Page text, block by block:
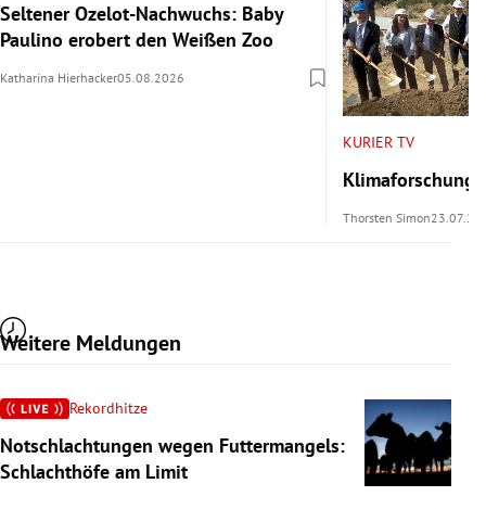
Seltener Ozelot-Nachwuchs: Baby
Paulino erobert den Weißen Zoo
Katharina Hierhacker05.08.2026
KURIER TV
Klimaforschung
Thorsten Simon
Weitere Meldungen
Rekordhitze
Notschlachtungen wegen Futtermangels:
Schlachthöfe am Limit